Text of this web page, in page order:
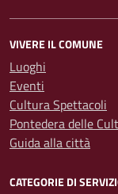
VIVERE IL COMUNE
Luoghi
Eventi
Cultura Spettacoli
Pontedera delle
Guida alla città
CATEGORIE DI